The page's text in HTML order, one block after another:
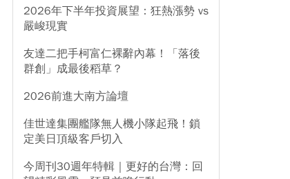
2026年下半年投資展望：狂熱漲勢 vs
嚴峻現實
友達二把手柯富仁裸辭內幕！「落後
群創」成最後稻草？
2026前進大南方論壇
佳世達集團艦隊無人機小隊起飛！鎖
定美日頂級客戶切入
今周刊30週年特輯｜更好的台灣：回